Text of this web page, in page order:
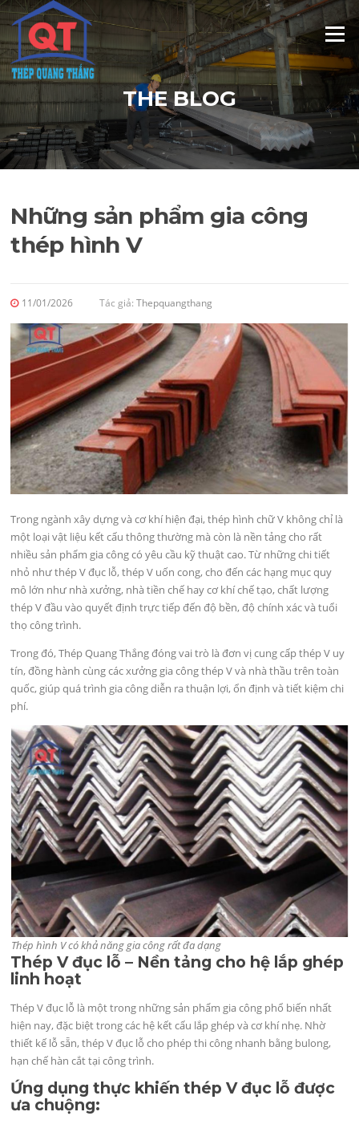
Skip
to
content
Menu
THE BLOG
Những sản phẩm gia công
thép hình V
11/01/2026 Tác giả:Thepquangthang
Trong ngành xây dựng và cơ khí hiện đại, thép hình chữ V không chỉ là
một loại vật liệu kết cấu thông thường mà còn là nền tảng cho rất
nhiều sản phẩm gia công có yêu cầu kỹ thuật cao. Từ những chi tiết
nhỏ như thép V đục lỗ, thép V uốn cong, cho đến các hạng mục quy
mô lớn như nhà xưởng, nhà tiền chế hay cơ khí chế tạo, chất lượng
thép V đầu vào quyết định trực tiếp đến độ bền, độ chính xác và tuổi
thọ công trình.
Trong đó, Thép Quang Thắng đóng vai trò là đơn vị cung cấp thép V uy
tín, đồng hành cùng các xưởng gia công thép V và nhà thầu trên toàn
quốc, giúp quá trình gia công diễn ra thuận lợi, ổn định và tiết kiệm chi
phí.
Thép hình V có khả năng gia công rất đa dạng
Thép V đục lỗ – Nền tảng cho hệ lắp ghép
linh hoạt
Thép V đục lỗ là một trong những sản phẩm gia công phổ biến nhất
hiện nay, đặc biệt trong các hệ kết cấu lắp ghép và cơ khí nhẹ. Nhờ
thiết kế lỗ sẵn, thép V đục lỗ cho phép thi công nhanh bằng bulong,
hạn chế hàn cắt tại công trình.
Ứng dụng thực khiến thép V đục lỗ được
ưa chuộng: